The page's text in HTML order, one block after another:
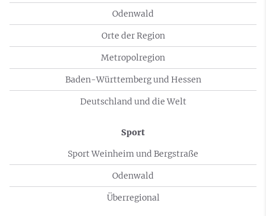
Odenwald
Orte der Region
Metropolregion
Baden-Württemberg und Hessen
Deutschland und die Welt
Sport
Sport Weinheim und Bergstraße
Odenwald
Überregional